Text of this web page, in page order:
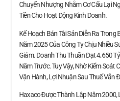
Chuyển Nhượng Nhằm Cơ Cấu Lại
Tiền Cho Hoạt Động Kinh Doanh.
Kế Hoạch Bán Tài Sản Diễn Ra Trong
Năm 2025 Của Công Ty Chịu Nhiều
Giảm. Doanh Thu Thuần Đạt 4.650
Năm Trước. Tuy Vậy, Nhờ Kiểm Soát
Vận Hành, Lợi Nhuận Sau Thuế Vẫn
Haxaco Được Thành Lập Năm 2000,